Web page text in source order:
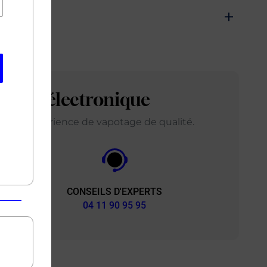
électronique
expérience de vapotage de qualité.
CONSEILS D'EXPERTS
04 11 90 95 95